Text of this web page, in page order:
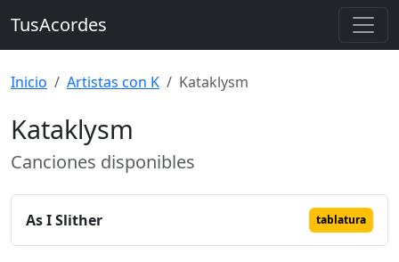
TusAcordes
Inicio Artistas con K Kataklysm
Kataklysm
Canciones disponibles
As I Slither tablatura